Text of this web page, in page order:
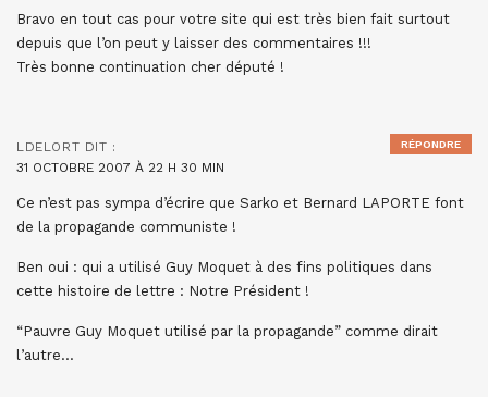
Bravo en tout cas pour votre site qui est très bien fait surtout
depuis que l’on peut y laisser des commentaires !!!
Très bonne continuation cher député !
LDELORT DIT :
31 OCTOBRE 2007 À 22 H 30 MIN
Ce n’est pas sympa d’écrire que Sarko et Bernard LAPORTE font
de la propagande communiste !
Ben oui : qui a utilisé Guy Moquet à des fins politiques dans
cette histoire de lettre : Notre Président !
“Pauvre Guy Moquet utilisé par la propagande” comme dirait
l’autre…
RÉPONDRE